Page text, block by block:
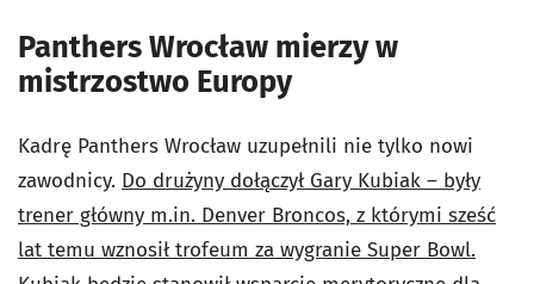
Panthers Wrocław mierzy w
mistrzostwo Europy
Kadrę Panthers Wrocław uzupełnili nie tylko nowi
zawodnicy. Do drużyny dołączył Gary Kubiak – były
trener główny m.in. Denver Broncos, z którymi sześć
lat temu wznosił trofeum za wygranie Super Bowl.